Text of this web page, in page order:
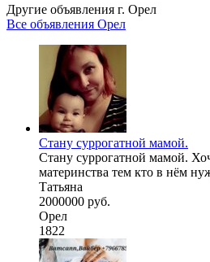
Другие объявления г. Орел
Все объявления Орел
Стану суррогатной мамой.
Стану суррогатной мамой.
материнства тем кто в нём
Татьяна
2000000 руб.
Орел
1822